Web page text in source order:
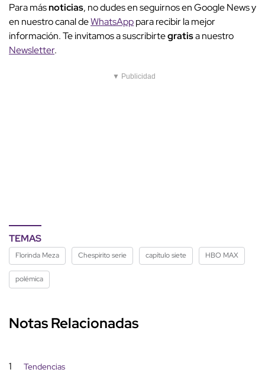
Para másnoticias, no dudes en seguirnos en Google News y
en nuestro canal deWhatsApppara recibir la mejor
información. Te invitamos a suscribirtegratisa nuestro
Newsletter.
▼ Publicidad
TEMAS
Florinda Meza Chespirito serie capítulo siete HBO MAX
polémica
Notas Relacionadas
1 Tendencias